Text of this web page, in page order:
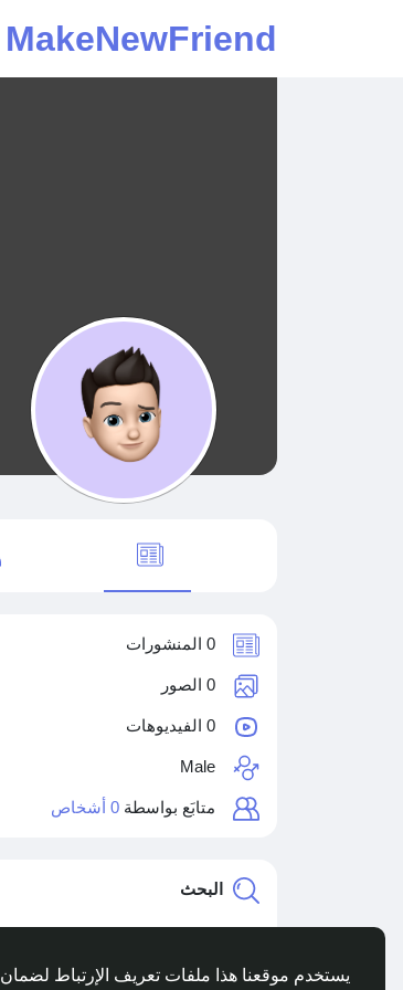
يستخدم موقعنا هذا ملفات تعريف الإرتباط لضمان
MakeNewFriend
0 المنشورات
0 الصور
0 الفيديوهات
Male
متابَع بواسطة 0 أشخاص
البحث